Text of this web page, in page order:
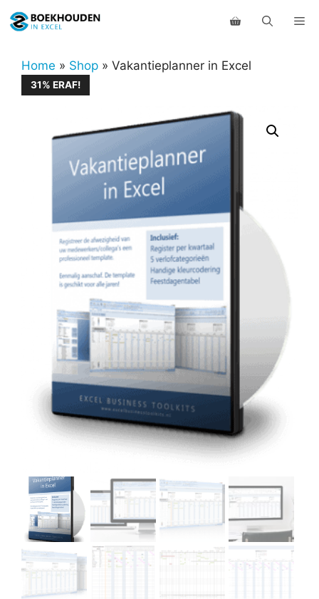
naar
inhoudHome » Shop » Vakantieplanner in Excel
31% ERAF!